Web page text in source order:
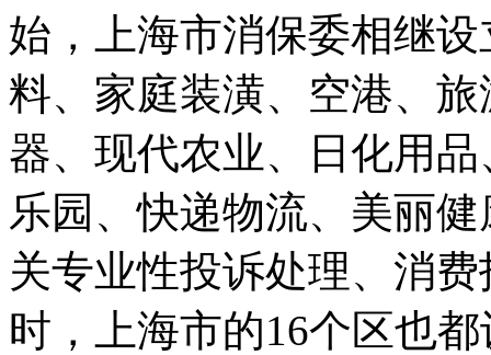
始，上海市消保委相继
料、家庭装潢、空港、
器、现代农业、日化用
乐园、快递物流、美丽
关专业性投诉处理、消
时，上海市的16个区也